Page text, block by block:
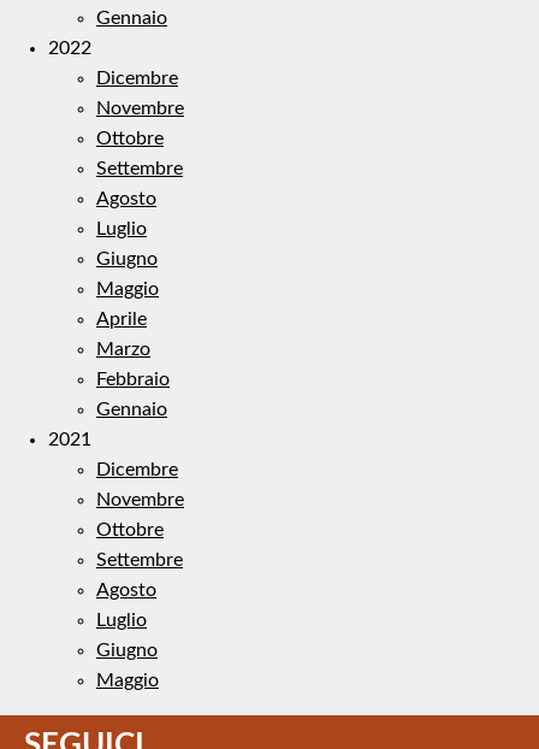
Gennaio
2022
Dicembre
Novembre
Ottobre
Settembre
Agosto
Luglio
Giugno
Maggio
Aprile
Marzo
Febbraio
Gennaio
2021
Dicembre
Novembre
Ottobre
Settembre
Agosto
Luglio
Giugno
Maggio